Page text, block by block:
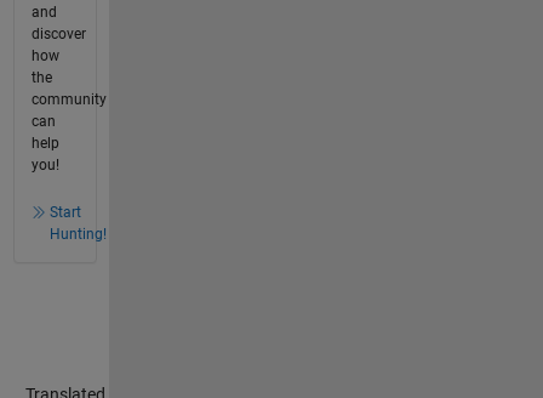
and
discover
how
the
community
can
help
you!
Start
Hunting!
Translated